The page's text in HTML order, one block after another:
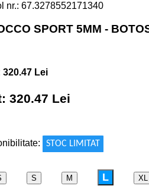
nr.: 67.3278552171340
SPORT 5MM -
320.47 Lei
320.47 Lei
STOC LIMITAT
S M L XL